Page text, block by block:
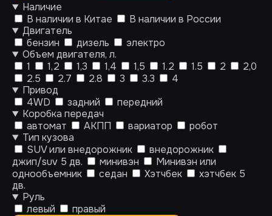
Наличие
В наличии в Китае
В наличии в России
Двигатель
бензин
дизель
электро
Объем двигателя, л.
1
1,2 1,3 1,4 1,5 1.2 1.5 2
2,0
2.5
2.7 2.8 3 3.3
4
Привод
4WD
задний
передний
Коробка передач
автомат
АКПП вариатор
робот
Тип кузова
SUV или внедорожник
внедорожник
джип/suv 5 дв.
минивэн
Минивэн или
однообъемник
седан Хэтчбек
хэтчбек 5
дв.
Руль
левый
правый